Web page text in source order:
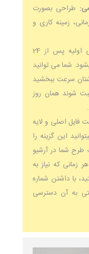
طراحی بصورت
زمینه کاری و
اصولا طراحی اولیه پس از 24
شما می توانید
سرعت ببخشید
شوند همان روز
فایل اصلی و لایه
این گزینه را
طرح شما در آرشیو
زمانی که نیاز به
با داشتن شماره
به آن دسترسی